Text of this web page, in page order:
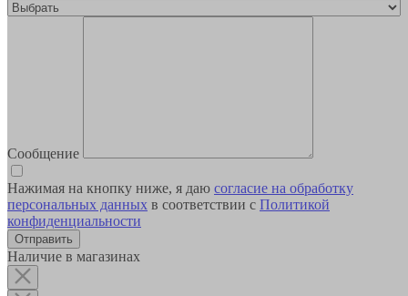
Сообщение
Нажимая на кнопку ниже, я даю согласие на обработку
персональных данных в соответствии с Политикой
конфиденциальности
Наличие в магазинах